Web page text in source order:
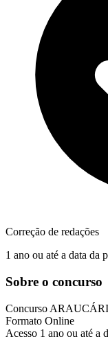
Correção de redações
1 ano ou até a data da
Sobre o concurso
Concurso
Formato Online
Acesso 1 ano ou até a